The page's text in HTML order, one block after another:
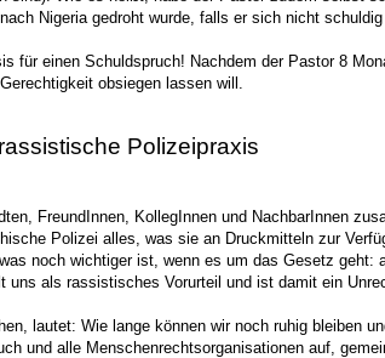
Nigeria gedroht wurde, falls er sich nicht schuldig
für einen Schuldspruch! Nachdem der Pastor 8
obsiegen lassen will.
Polizeipraxis
FreundInnen, KollegInnen und NachbarInnen
Polizei alles, was sie an Druckmitteln zur
noch wichtiger ist, wenn es um das Gesetz
uns als rassistisches Vorurteil und ist damit ein
lautet: Wie lange können wir noch ruhig bleiben
und alle Menschenrechtsorganisationen auf,